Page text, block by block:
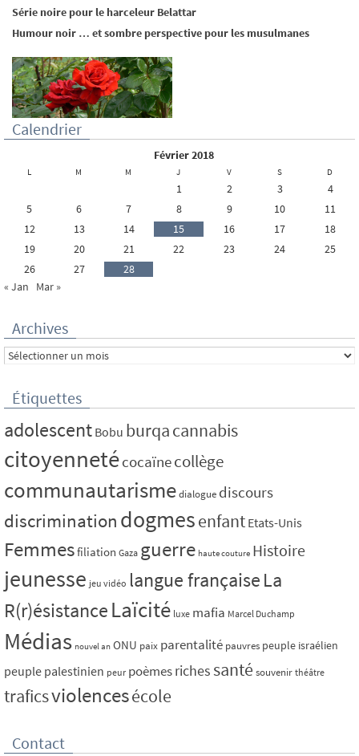
Série noire pour le harceleur Belattar
Humour noir … et sombre perspective pour les musulmanes
Calendrier
février 2018
L M M J V S D
1 2 3
4
5
6 7 8 9 10
11
12
13 14 15 16 17
18
19
20 21 22 23 24
25
26
27
28
« Jan
Mar »
Archives
Archives
Étiquettes
adolescent Bobu burqacannabis
citoyennetécocaïnecollège
communautarismedialogue discours
discrimination dogmesenfant Etats-Unis
Femmesfiliation Gaza guerre haute couture Histoire
jeunesse jeu vidéo langue française La
R(r)ésistanceLaïcité luxe mafia Marcel Duchamp
Médias nouvel an ONU paix parentalité pauvres peuple israélien
peuple palestinien peur poèmesriches santé souvenir théâtre
traficsviolencesécole
Contact